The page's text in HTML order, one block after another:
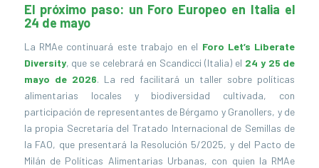
El próximo paso: un Foro Europeo en Italia el
24 de mayo
La RMAe continuará este trabajo en el Foro Let’s Liberate
Diversity, que se celebrará en Scandicci (Italia) el 24 y 25 de
mayo de 2026. La red facilitará un taller sobre políticas
alimentarias locales y biodiversidad cultivada, con
participación de representantes de Bérgamo y Granollers, y de
la propia Secretaría del Tratado Internacional de Semillas de
la FAO, que presentará la Resolución 5/2025, y del Pacto de
Milán de Políticas Alimentarias Urbanas, con quien la RMAe